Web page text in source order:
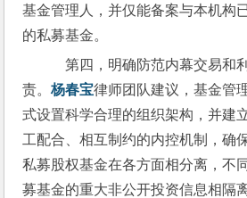
基金管理人，并仅能备案与本机构
的私募基金。
第四，明确防范内幕交易和
责。杨春宝律师团队建议，基金管
式设置科学合理的组织架构，并建
工配合、相互制约的内控机制，确
私募股权基金在各方面相分离，不
募基金的重大非公开投资信息相隔